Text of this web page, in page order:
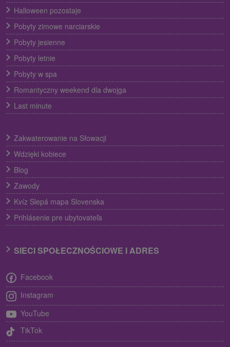
Halloween pozostaje
Pobyty zimowe narciarskie
Pobyty jesienne
Pobyty letnie
Pobyty w spa
Romantyczny weekend dla dwojga
Last minute
Zakwaterowanie na Słowacji
Wdzięki kobiece
Blog
Zawody
Kvíz Slepá mapa Slovenska
Prihlásenie pre ubytovateľa
SIECI SPOŁECZNOŚCIOWE I ADRES
Facebook
Instagram
YouTube
TikTok